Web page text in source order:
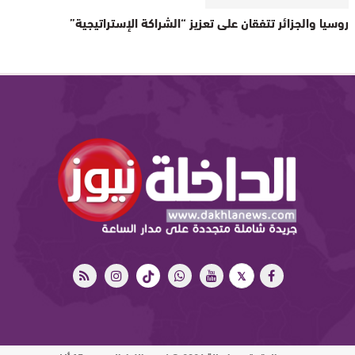
روسيا والجزائر تتفقان على تعزيز “الشراكة الإستراتيجية”